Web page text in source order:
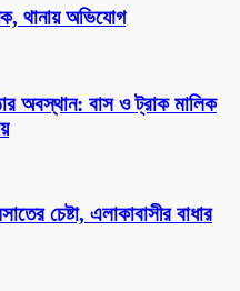
থানায় অভিযোগ
অবস্থান: বাস ও ট্রাক মালিক
চেষ্টা, এলাকাবাসীর বাধার